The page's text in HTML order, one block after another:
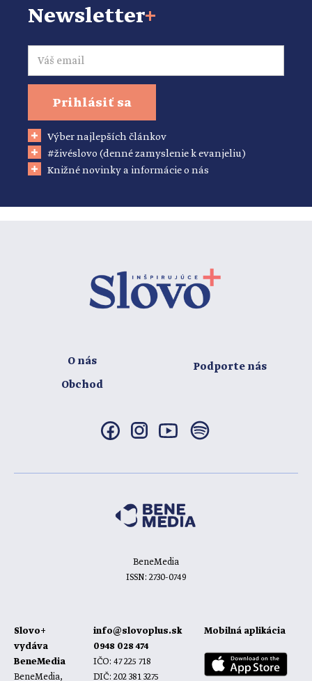
Newsletter+
Email
Prihlásiť sa
Výber najlepších článkov
#živéslovo (denné zamyslenie k evanjeliu)
Knižné novinky a informácie o nás
O nás
Obchod
Podporte nás
BeneMedia
ISSN: 2730-0749
Slovo+
vydáva
BeneMedia
BeneMedia,
info@slovoplus.sk
0948 028 474
IČO: 47 225 718
DIČ: 202 381 3275
Mobilná aplikácia